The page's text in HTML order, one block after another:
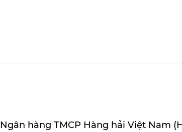
Ngân hàng TMCP Hàng hải Việt Nam